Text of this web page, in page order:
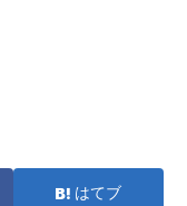
はてブ